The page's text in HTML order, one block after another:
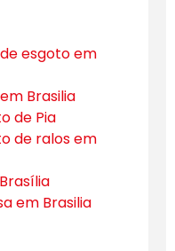
esgoto em
Brasilia
de Pia
de ralos em
em Brasilia